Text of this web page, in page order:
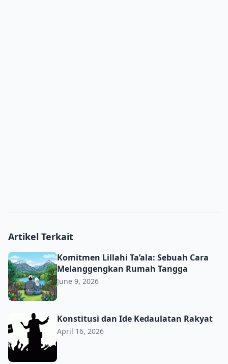
Artikel Terkait
Komitmen Lillahi Ta’ala: Sebuah Cara Melanggengkan
Komitmen Lillahi Ta’ala: Sebuah Cara
Melanggengkan Rumah Tangga
June 9, 2026
Konstitusi dan Ide Kedaulatan Rakyat
Konstitusi dan Ide Kedaulatan Rakyat
April 16, 2026